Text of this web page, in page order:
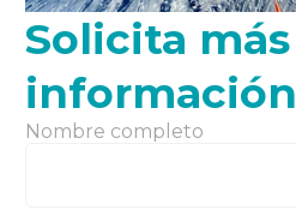
Solicita más
información
Nombre completo